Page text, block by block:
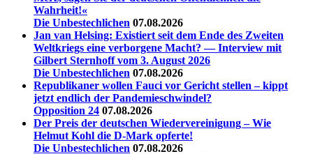
Wahrheit!«
Die Unbestechlichen 07.08.2026
Jan van Helsing: Existiert seit dem Ende des Zweiten
Weltkriegs eine verborgene Macht? — Interview mit
Gilbert Sternhoff vom 3. August 2026
Die Unbestechlichen 07.08.2026
Republikaner wollen Fauci vor Gericht stellen – kippt
jetzt endlich der Pandemieschwindel?
Opposition 24 07.08.2026
Der Preis der deutschen Wiedervereinigung – Wie
Helmut Kohl die D‑Mark opferte!
Die Unbestechlichen 07.08.2026